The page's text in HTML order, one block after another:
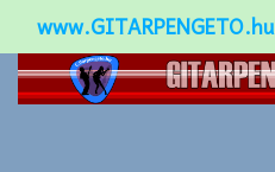
www.GITARPENGETO.hu
Népszerű-